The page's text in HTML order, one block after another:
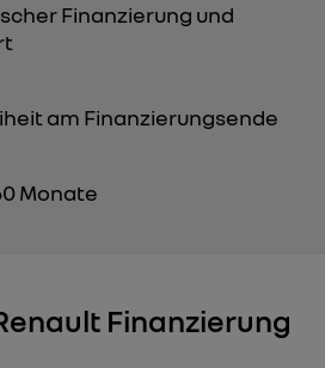
Finanzierung und
am Finanzierungsende
Monate
Finanzierung